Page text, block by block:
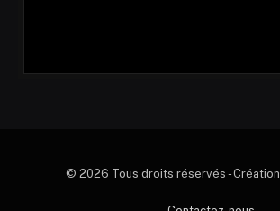
© 2026 Tous droits réservés - Création